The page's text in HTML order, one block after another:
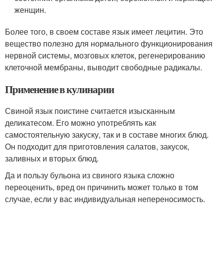
женщин.
Более того, в своем составе язык имеет лецитин. Это
вещество полезно для нормального функционирования
нервной системы, мозговых клеток, регенерированию
клеточной мембраны, выводит свободные радикалы.
Применение в кулинарии
Свиной язык поистине считается изысканным
деликатесом. Его можно употреблять как
самостоятельную закуску, так и в составе многих блюд.
Он подходит для приготовления салатов, закусок,
заливных и вторых блюд.
Да и пользу бульона из свиного языка сложно
переоценить, вред он причинить может только в том
случае, если у вас индивидуальная непереносимость.